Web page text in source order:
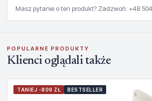
Masz pytanie o ten produkt? Zadzwoń: +48 504
POPULARNE PRODUKTY
Klienci oglądali także
TANIEJ -809 ZŁ BESTSELLER